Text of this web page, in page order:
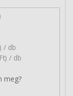
/ db
/ db
meg?